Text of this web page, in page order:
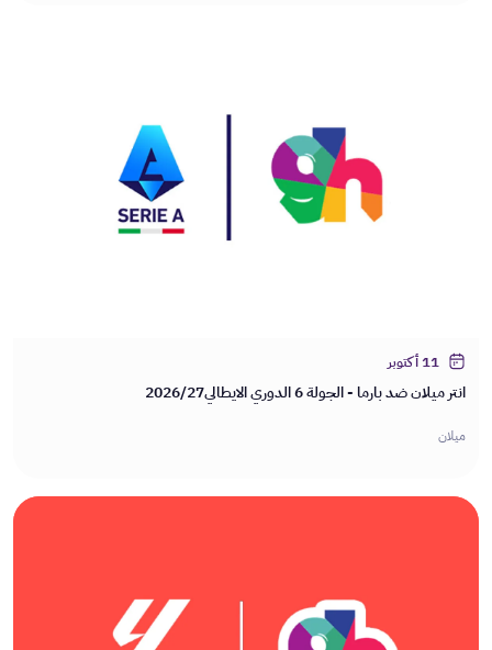
11 أكتوبر
انتر ميلان ضد بارما - الجولة 6 الدوري الايطالي2026/27
ميلان